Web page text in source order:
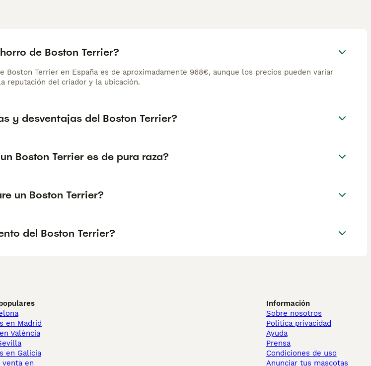
de Boston Terrier?
Boston Terrier en España es de aproximadamente 968€, aunque los precios pueden variar
reputación del criador y la ubicación.
y desventajas del Boston Terrier?
Boston Terrier es de pura raza?
un Boston Terrier?
del Boston Terrier?
en Madrid
València
en Galicia
venta en
Información
Sobre nosotros
Politica privacidad
Ayuda
Prensa
Condiciones de uso
Anunciar tus mascotas